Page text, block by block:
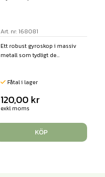
Art. nr: 168081
Ett robust gyroskop i massiv
metall som tydligt de...
Fåtal i lager
120,00 kr
exkl moms
KÖP